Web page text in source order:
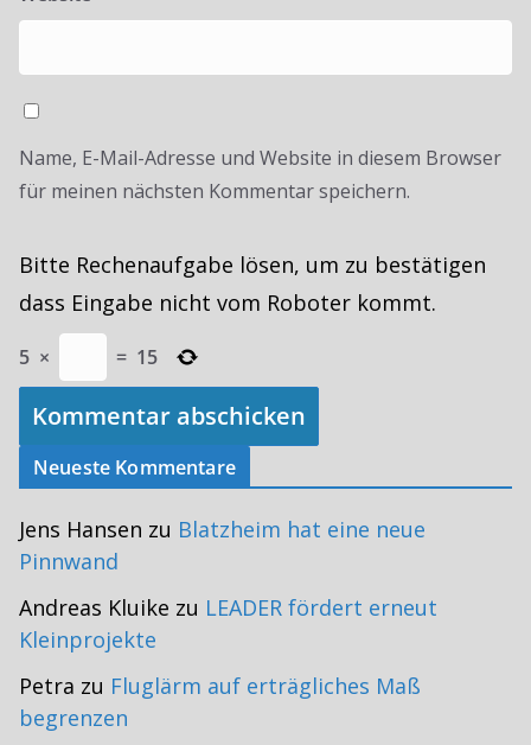
Name, E-Mail-Adresse und Website in diesem Browser
für meinen nächsten Kommentar speichern.
Bitte Rechenaufgabe lösen, um zu bestätigen
dass Eingabe nicht vom Roboter kommt.
5 × = 15
Neueste Kommentare
Jens Hansen zu Blatzheim hat eine neue
Pinnwand
Andreas Kluike zu LEADER fördert erneut
Kleinprojekte
Petra zu Fluglärm auf erträgliches Maß
begrenzen